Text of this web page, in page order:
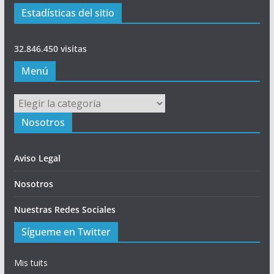
Estadísticas del sitio
32.846.450 visitas
Menú
Menú
Nosotros
Aviso Legal
Nosotros
Nuestras Redes Sociales
Sígueme en Twitter
Mis tuits